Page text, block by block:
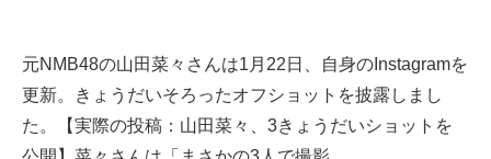
元NMB48の山田菜々さんは1月22日、自身のInstagramを
更新。きょうだいそろったオフショットを披露しまし
た。【実際の投稿：山田菜々、3きょうだいショットを